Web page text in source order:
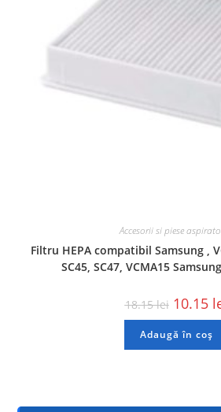
Accesorii si piese
Filtru HEPA compatibil Samsung ,
SC45, SC47, VCMA15
18.15lei 10.15
Adaugă în coș